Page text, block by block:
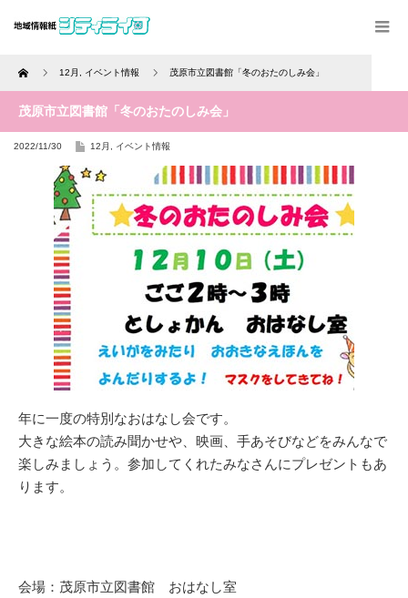
Home 12月 イベント情報 茂原市立図書館「冬のおたのしみ会」
茂原市立図書館「冬のおたのしみ会」
2022/11/30 12月 イベント情報
年に一度の特別なおはなし会です。
大きな絵本の読み聞かせや、映画、手あそびなどをみんなで
楽しみましょう。参加してくれたみなさんにプレゼントもあ
ります。
会場：茂原市立図書館 おはなし室